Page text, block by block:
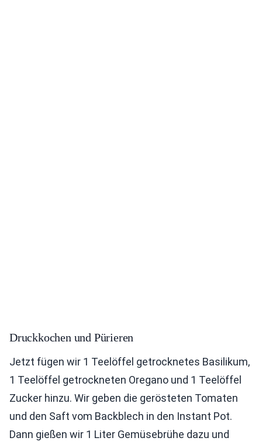
Druckkochen und Pürieren
Jetzt fügen wir 1 Teelöffel getrocknetes Basilikum,
1 Teelöffel getrockneten Oregano und 1 Teelöffel
Zucker hinzu. Wir geben die gerösteten Tomaten
und den Saft vom Backblech in den Instant Pot.
Dann gießen wir 1 Liter Gemüsebrühe dazu und